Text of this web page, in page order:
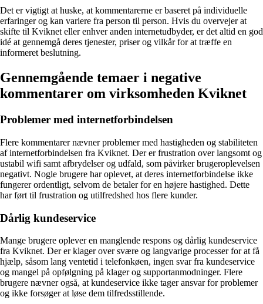
Det er vigtigt at huske, at kommentarerne er baseret på individuelle
erfaringer og kan variere fra person til person. Hvis du overvejer at
skifte til Kviknet eller enhver anden internetudbyder, er det altid en god
idé at gennemgå deres tjenester, priser og vilkår for at træffe en
informeret beslutning.
Gennemgående temaer i negative
kommentarer om virksomheden Kviknet
Problemer med internetforbindelsen
Flere kommentarer nævner problemer med hastigheden og stabiliteten
af internetforbindelsen fra Kviknet. Der er frustration over langsomt og
ustabil wifi samt afbrydelser og udfald, som påvirker brugeroplevelsen
negativt. Nogle brugere har oplevet, at deres internetforbindelse ikke
fungerer ordentligt, selvom de betaler for en højere hastighed. Dette
har ført til frustration og utilfredshed hos flere kunder.
Dårlig kundeservice
Mange brugere oplever en manglende respons og dårlig kundeservice
fra Kviknet. Der er klager over svære og langvarige processer for at få
hjælp, såsom lang ventetid i telefonkøen, ingen svar fra kundeservice
og mangel på opfølgning på klager og supportanmodninger. Flere
brugere nævner også, at kundeservice ikke tager ansvar for problemer
og ikke forsøger at løse dem tilfredsstillende.